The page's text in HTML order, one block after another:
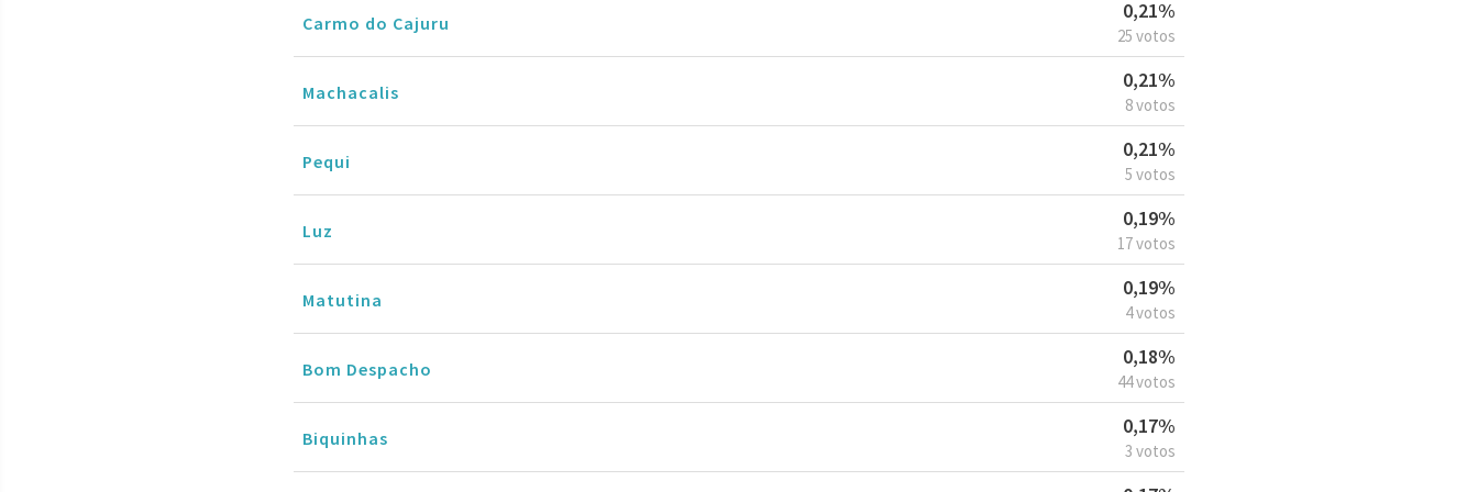
Carmo do Cajuru
0,21%
25 votos
Machacalis
0,21%
8 votos
Pequi
0,21%
5 votos
Luz
0,19%
17 votos
Matutina
0,19%
4 votos
Bom Despacho
0,18%
44 votos
Biquinhas
0,17%
3 votos